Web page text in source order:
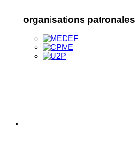
organisations patronales